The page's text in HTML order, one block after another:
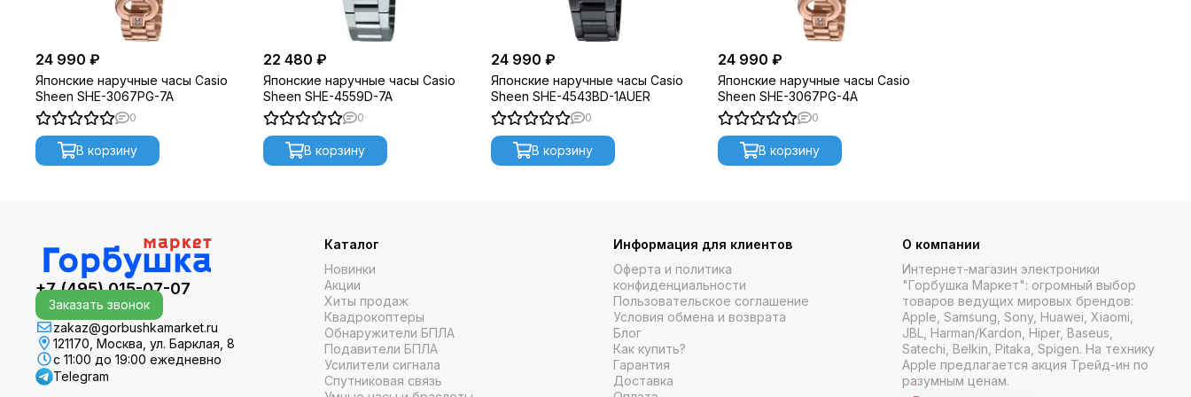
24 990 ₽
Японские наручные часы Casio
Sheen SHE-3067PG-7A
0
В корзину
22 480 ₽
Японские наручные часы Casio
Sheen SHE-4559D-7A
0
В корзину
24 990 ₽
Японские наручные часы Casio
Sheen SHE-4543BD-1AUER
0
В корзину
24 990 ₽
Японские наручные часы Casio
Sheen SHE-3067PG-4A
0
В корзину
+7 (495) 015-07-07
Заказать звонок
zakaz@gorbushkamarket.ru
121170, Москва, ул. Барклая, 8
с 11:00 до 19:00 ежедневно
Telegram
Каталог
Новинки
Акции
Хиты продаж
Квадрокоптеры
Обнаружители БПЛА
Подавители БПЛА
Усилители сигнала
Спутниковая связь
Информация для клиентов
Оферта и политика
конфиденциальности
Пользовательское соглашение
Условия обмена и возврата
Блог
Как купить?
Гарантия
Доставка
О компании
Интернет-магазин электроники
"Горбушка Маркет": огромный выбор
товаров ведущих мировых брендов:
Apple, Samsung, Sony, Huawei, Xiaomi,
JBL, Harman/Kardon, Hiper, Baseus,
Satechi, Belkin, Pitaka, Spigen. На технику
Apple предлагается акция Трейд-ин по
разумным ценам.